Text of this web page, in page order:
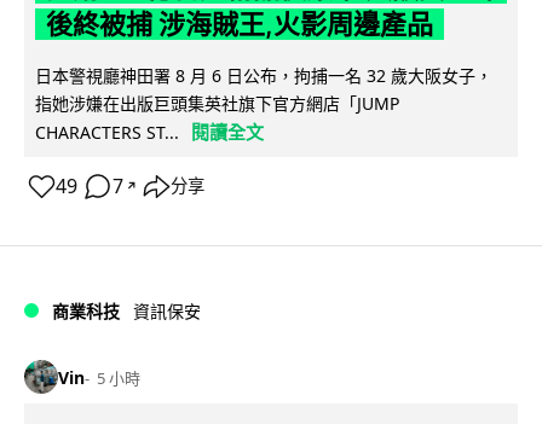
後終被捕 涉海賊王,火影周邊產品
日本警視廳神田署 8 月 6 日公布，拘捕一名 32 歲大阪女子，
指她涉嫌在出版巨頭集英社旗下官方網店「JUMP
CHARACTERS ST...
閱讀全文
49 7 ↗ 分享
商業科技 資訊保安
Vin 5 小時